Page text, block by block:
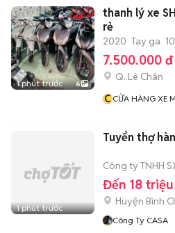
1 phút trước 6
thanh lý xe
rẻ
2020 Tay ga
7.500.000 đ
Q. Lê Chân
CCỬA HÀNG XE
1 phút trước
Tuyển thợ
Công ty TNHH
Đến 18
Huyện Bình
Công Ty CASA